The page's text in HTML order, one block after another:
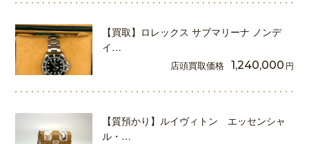
【買取】ロレックス サブマリーナ ノンデ
イ…
店頭買取価格 1,240,000 円
【質預かり】ルイヴィトン エッセンシャ
ル・…